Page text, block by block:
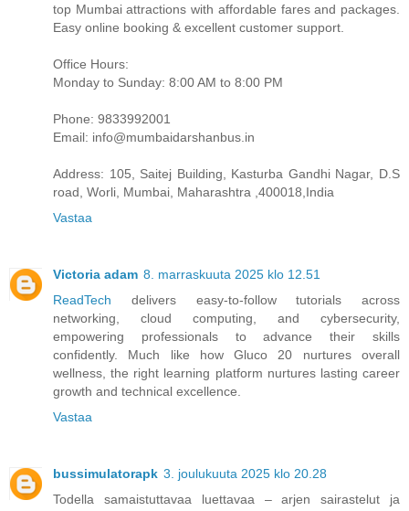
top Mumbai attractions with affordable fares and packages.
Easy online booking & excellent customer support.
Office Hours:
Monday to Sunday: 8:00 AM to 8:00 PM
Phone: 9833992001
Email: info@mumbaidarshanbus.in
Address: 105, Saitej Building, Kasturba Gandhi Nagar, D.S
road, Worli, Mumbai, Maharashtra ,400018,India
Vastaa
Victoria adam 8. marraskuuta 2025 klo 12.51
ReadTech delivers easy-to-follow tutorials across
networking, cloud computing, and cybersecurity,
empowering professionals to advance their skills
confidently. Much like how Gluco 20 nurtures overall
wellness, the right learning platform nurtures lasting career
growth and technical excellence.
Vastaa
bussimulatorapk 3. joulukuuta 2025 klo 20.28
Todella samaistuttavaa luettavaa – arjen sairastelut ja